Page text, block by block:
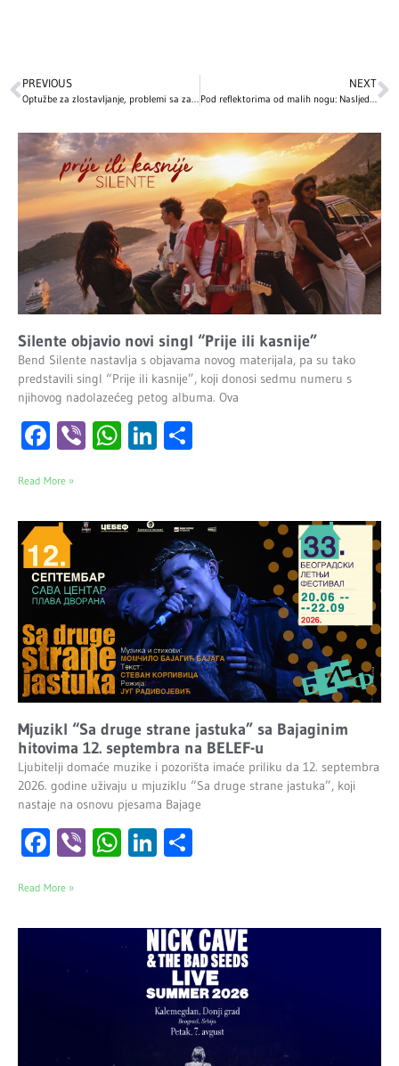
PREVIOUS
Optužbe za zlostavljanje, problemi sa zakonom, lečenje zavisnosti…: Najveći skandali i kontroverze poznatih ličnosti koje i danas intrigiraju svet
NEXT
Pod reflektorima od malih nogu: Nasljednici naših velikih zvijezda stekli su popularnost još u djetinjstvu, a onda su izgradili uspješne karijere
Silente objavio novi singl “Prije ili kasnije”
Bend Silente nastavlja s objavama novog materijala, pa su tako
predstavili singl “Prije ili kasnije”, koji donosi sedmu numeru s
njihovog nadolazećeg petog albuma. Ova
Facebook
ViberWhatsApp
LinkedIn
Read More »
Mjuzikl “Sa druge strane jastuka” sa Bajaginim
hitovima 12. septembra na BELEF-u
Ljubitelji domaće muzike i pozorišta imaće priliku da 12. septembra
2026. godine uživaju u mjuziklu “Sa druge strane jastuka”, koji
nastaje na osnovu pjesama Bajage
Facebook
ViberWhatsApp
LinkedIn
Read More »